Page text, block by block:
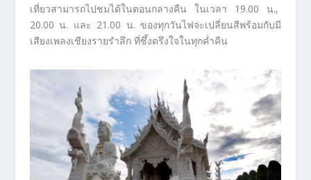
เที่ยวสามารถไปชมได้ในตอนกลางคืน ในเวลา 19.00 น.,
20.00 น. และ 21.00 น. ของทุกวันไฟจะเปลี่ยนสีพร้อมกับมี
เสียงเพลงเชียงรายรำลึก ที่ซึ้งตรึงใจในทุกค่ำคืน